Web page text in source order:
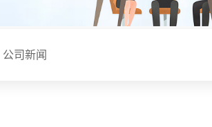
公司新闻